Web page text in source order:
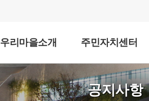
우리마을소개 주민자치센터
공지사항